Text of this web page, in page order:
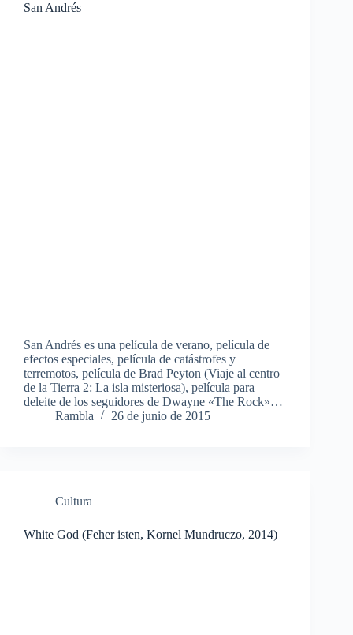
San Andrés
San Andrés es una película de verano, película de
efectos especiales, película de catástrofes y
terremotos, película de Brad Peyton (Viaje al centro
de la Tierra 2: La isla misteriosa), película para
deleite de los seguidores de Dwayne «The Rock»…
Rambla
26 de junio de 2015
Cultura
White God (Feher isten, Kornel Mundruczo, 2014)